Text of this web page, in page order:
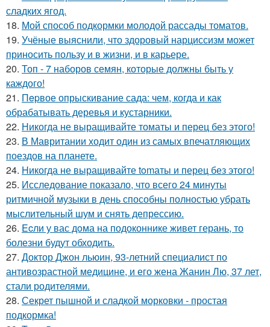
сладких ягод.
18. Мой способ подкормки молодой рассады томатов.
19. Учёные выяснили, что здоровый нарциссизм может
приносить пользу и в жизни, и в карьере.
20. Топ - 7 наборов семян, которые должны быть у
каждого!
21. Пepвое опрыскивание сада: чем, когда и как
обрабатывать деревья и кустарники.
22. Никогда не выращивайте томаты и перец без этого!
23. В Мавритании ходит один из самых впечатляющих
поездов на планете.
24. Hикогда не выращивайте tomаты и перец без этого!
25. Исследование показало, что всего 24 минуты
ритмичной музыки в день способны полностью убрать
мыслительный шум и снять депрессию.
26. Ecли у вас дoма на подоконнике живет герань, то
болезни будут обходить.
27. Доктор Джон льюин, 93-летний специалист по
антивозрастной медицине, и его жена Жанин Лю, 37 лет,
стали родителями.
28. Секрет пышной и сладкой морковки - простая
подкормка!